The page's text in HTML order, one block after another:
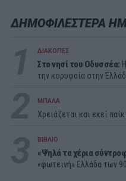
ΔΗΜΟΦΙΛΕΣΤΕΡΑ
ΔΙΑΚΟΠΕΣ
Στο νησί του Οδυσσέα:
την κορυφαία στην
ΜΠΑΛΑ
Χρειάζεται και εκεί
ΒΙΒΛΙΟ
«Ψηλά τα χέρια
«φωτεινή» Ελλάδα των